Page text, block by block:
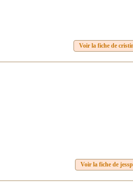
Voir la fiche de
Voir la fiche de